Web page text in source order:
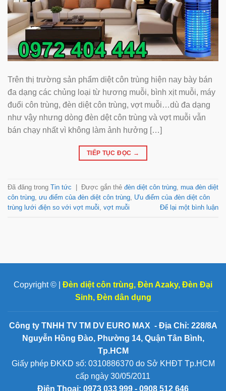
Trên thị trường sản phẩm diệt côn trùng hiện nay bày bán
đa dạng các chủng loại từ hương muỗi, bình xịt muỗi, máy
đuổi côn trùng, đèn diệt côn trùng, vợt muỗi…dù đa dạng
như vậy nhưng dòng đèn dệt côn trùng và vợt muỗi vẫn
bán chạy nhất vì không làm ảnh hưởng […]
TIẾP TỤC ĐỌC →
Đã đăng trong Tin tức Được gắn thẻ đèn diệt côn trùng, mua đèn diệt
côn trùng, ưu điểm của đèn diệt côn trùng, Ưu điểm của đèn diệt côn
trùng lưới điện so với vợt muỗi, vợt muỗi Để lại một bình luận
Copyright © | Đèn diệt côn trùng, Đèn Azaky, Đèn Đại
Sinh, Đèn dân dụng
Công ty TNHH TV TM DV EURO MAX - Địa Chỉ: 228/8A
Nguyễn Hồng Đào, Phường 14, Quận Tân Bình,
Tp.HCM
Giấy phép ĐKKD số: 0310886370 do Sở KHĐT Tp.HCM
cấp ngày 30/05/2011
Điện Thoại: 0973 033 999 - 0908 512 646